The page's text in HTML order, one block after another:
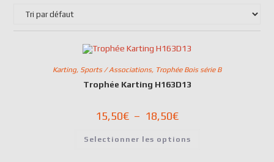
Karting, Sports / Associations, Trophée Bois série B
Trophée Karting H163D13
15,50€ – 18,50€
Selectionner les options